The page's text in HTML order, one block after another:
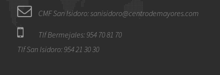
CMF San Isidoro: sanisidoro@centrodemayores.com
Tlf Bermejales: 954 70 81 70
Tlf San Isidoro: 954 21 30 30